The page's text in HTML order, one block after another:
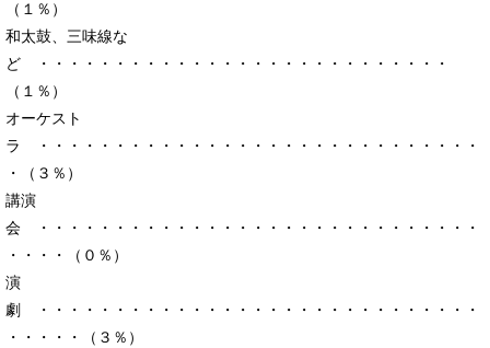
（１％）
和太鼓、三味線な
ど ・・・・・・・・・・・・・・・・・・・・・・・・・・・
（１％）
オーケスト
ラ ・・・・・・・・・・・・・・・・・・・・・・・・・・・・・
・（３％）
講演
会 ・・・・・・・・・・・・・・・・・・・・・・・・・・・・・
・・・・（０％）
演
劇 ・・・・・・・・・・・・・・・・・・・・・・・・・・・・・
・・・・・（３％）